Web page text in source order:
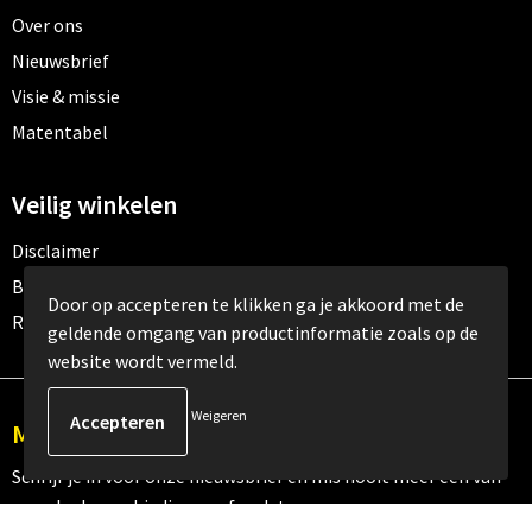
Over ons
Nieuwsbrief
Visie & missie
Matentabel
Veilig winkelen
Disclaimer
Betaalmethoden
Retourneren
Meld je aan voor onze nieuwsbrief
Schrijf je in voor onze nieuwsbrief en mis nooit meer één van
onze leuke aanbiedingen of updates.
Door op accepteren te klikken ga je akkoord met de
geldende omgang van productinformatie zoals op de
website wordt vermeld.
Weigeren